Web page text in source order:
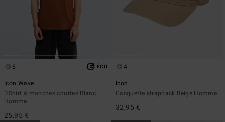
6 ÉCO
Icon Wave
T-Shirt à manches courtes Blanc
Homme
25,95 €
4
Icon
Casquette strapback Beige Homme
32,95 €